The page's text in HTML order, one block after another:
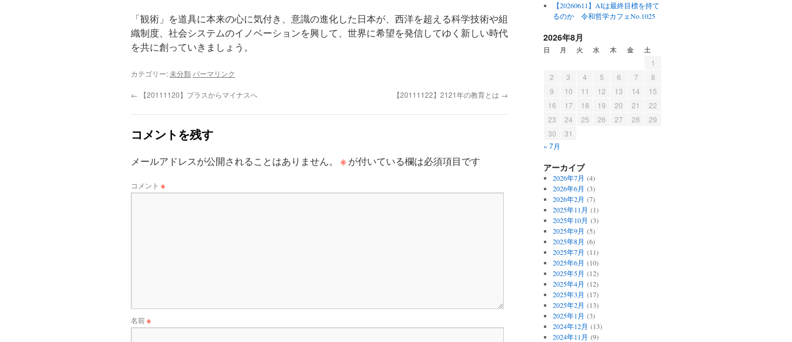
「観術」を道具に本来の心に気付き、意識の進化した日本が、西洋を超える科学技術や組
織制度、社会システムのイノベーションを興して、世界に希望を発信してゆく新しい時代
を共に創っていきましょう。
カテゴリー:未分類 パーマリンク
← 【20111120】プラスからマイナスへ 【20111122】2121年の教育とは →
コメントを残す
メールアドレスが公開されることはありません。 ※ が付いている欄は必須項目です
コメント ※
名前※
【20260611】AIは最終目標を持て
るのか 令和哲学カフェNo.1025
2026年8月
日 月 火 水 木 金 土
1
2
3 4 5 6 7
8
9
10 11 12 13 14
15
16
17 18 19 20 21
22
23
24 25 26 27 28
29
30
31
« 7月
アーカイブ
2026年7月 (4)
2026年6月 (3)
2026年2月 (7)
2025年11月 (1)
2025年10月 (3)
2025年9月 (5)
2025年8月 (6)
2025年7月 (11)
2025年6月 (10)
2025年5月 (12)
2025年4月 (12)
2025年3月 (17)
2025年2月 (13)
2025年1月 (3)
2024年12月 (13)
2024年11月 (9)